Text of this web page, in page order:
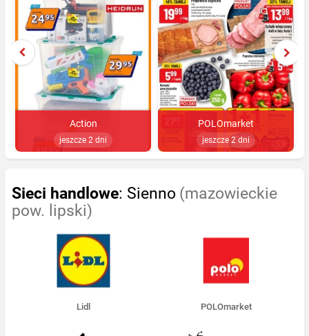
Action
jeszcze 2 dni
POLOmarket
jeszcze 2 dni
Sieci handlowe: Sienno (mazowieckie
pow. lipski)
Lidl POLOmarket